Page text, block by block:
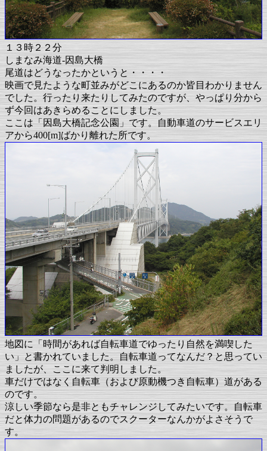
１３時２２分
しまなみ海道-因島大橋
尾道はどうなったかというと・・・・
映画で見たような町並みがどこにあるのか皆目わかりません
でした。行ったり来たりしてみたのですが、やっぱり分から
ず今回はあきらめることにしました。
ここは「因島大橋記念公園」です。自動車道のサービスエリ
アから400[m]ばかり離れた所です。
地図に「時間があれば自転車道でゆったり自然を満喫した
い」と書かれていました。自転車道ってなんだ？と思ってい
ましたが、ここに来て判明しました。
車だけではなく自転車（および原動機つき自転車）道がある
のです。
涼しい季節なら是非ともチャレンジしてみたいです。自転車
だと体力の問題があるのでスクーターなんかがよさそうで
す。